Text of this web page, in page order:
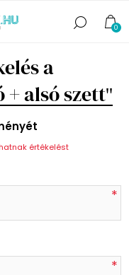
0
a
alsó szett
értékelést
*
*